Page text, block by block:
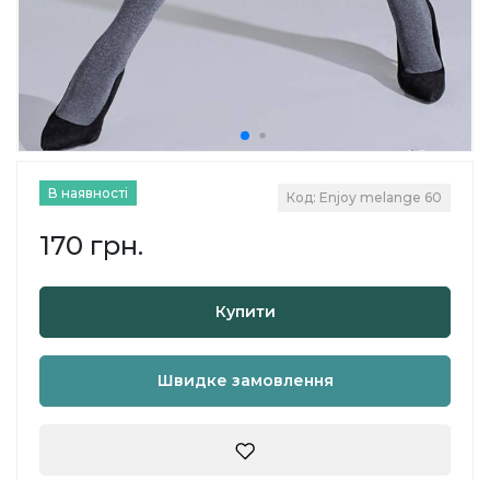
В наявності Код: Enjoy melange 60
170 грн.
Купити
Швидке замовлення